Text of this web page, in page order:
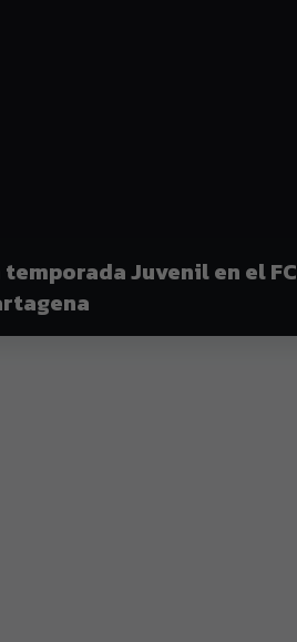
temporada Juvenil en el FC